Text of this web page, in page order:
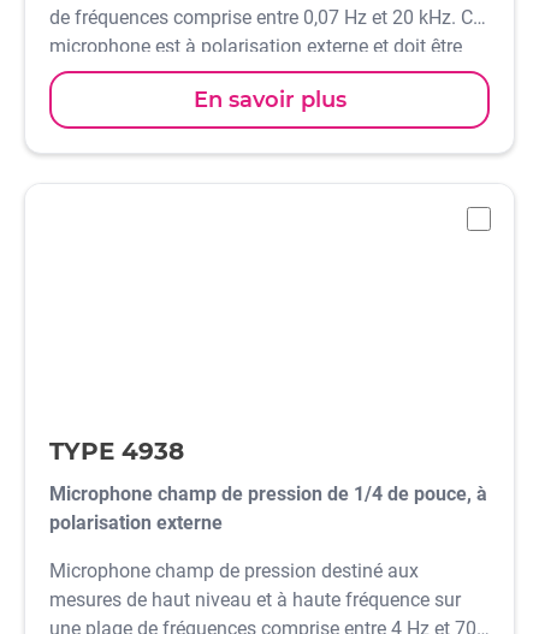
de fréquences comprise entre 0,07 Hz et 20 kHz. Ce
microphone est à polarisation externe et doit être
utilisé avec un Préamplificateur classique.
En savoir plus
TYPE 4938
Microphone champ de pression de 1/4 de pouce, à
polarisation externe
Microphone champ de pression destiné aux
mesures de haut niveau et à haute fréquence sur
une plage de fréquences comprise entre 4 Hz et 70